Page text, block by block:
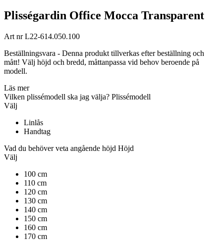
Plisségardin Office Mocca Transparent
Art nrL22-614.050.100
Beställningsvara - Denna produkt tillverkas efter beställning och
mått! Välj höjd och bredd, måttanpassa vid behov beroende på
modell.
Läs mer
Vilken plissémodell ska jag välja? Plissémodell
Välj
Linlås
Handtag
Vad du behöver veta angående höjd Höjd
Välj
100 cm
110 cm
120 cm
130 cm
140 cm
150 cm
160 cm
170 cm